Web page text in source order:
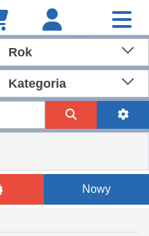
Rok
Kategoria
Nowy